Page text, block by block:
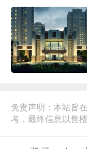
免责声明：本站旨
考，最终信息以售